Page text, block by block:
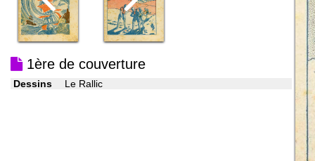
1ère de couverture
Dessins Le Rallic